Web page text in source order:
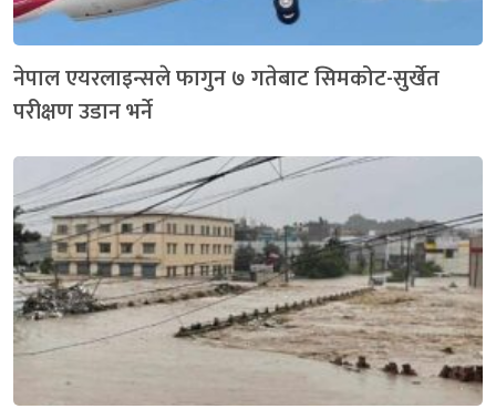
नेपाल एयरलाइन्सले फागुन ७ गतेबाट सिमकोट-सुर्खेत
परीक्षण उडान भर्ने